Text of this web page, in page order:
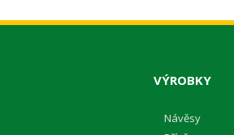
VÝROBKY
Návěsy